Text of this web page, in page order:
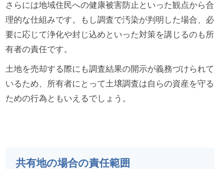
さらには地域住民への健康被害防止といった観点から合
理的な仕組みです。もし調査で汚染が判明した場合、必
要に応じて浄化や封じ込めといった対策を講じるのも所
有者の責任です。
土地を売却する際にも調査結果の開示が義務づけられて
いるため、所有者にとって土壌調査は自らの資産を守る
ための行為ともいえるでしょう。
共有地の場合の責任範囲